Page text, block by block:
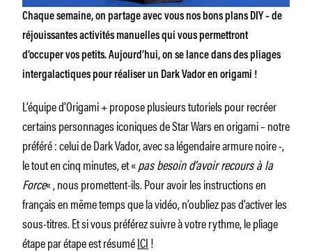
Chaque semaine, on partage avec vous nos bons plans DIY – de
réjouissantes activités manuelles qui vous permettront
d’occuper vos petits. Aujourd’hui, on se lance dans des pliages
intergalactiques pour réaliser un Dark Vador en origami !
L’équipe d’Origami + propose plusieurs tutoriels pour recréer
certains personnages iconiques de Star Wars en origami – notre
préféré : celui de Dark Vador, avec sa légendaire armure noire -,
le tout en cinq minutes, et «pas besoin d’avoir recours à la
Force« , nous promettent-ils. Pour avoir les instructions en
français en même temps que la vidéo, n’oubliez pas d’activer les
sous-titres. Et si vous préférez suivre à votre rythme, le pliage
étape par étape est résuméICI!